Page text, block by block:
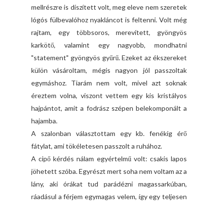
mellrészre is díszített volt, meg eleve nem szeretek
lógós fülbevalóhoz nyakláncot is feltenni. Volt még
rajtam, egy többsoros, merevített, gyöngyös
karkötő, valamint egy nagyobb, mondhatni
"statement" gyöngyös gyűrű. Ezeket az ékszereket
külön vásároltam, mégis nagyon jól passzoltak
egymáshoz. Tiarám nem volt, mivel azt soknak
éreztem volna, viszont vettem egy kis kristályos
hajpántot, amit a fodrász szépen belekomponált a
hajamba.
A szalonban választottam egy kb. fenékig érő
fátylat, ami tökéletesen passzolt a ruhához.
A cipő kérdés nálam egyértelmű volt: csakis lapos
jöhetett szóba. Egyrészt mert soha nem voltam az a
lány, aki órákat tud parádézni magassarkúban,
ráadásul a férjem egymagas velem, így egy teljesen